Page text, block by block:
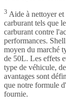
3 Aide à nettoyer et
carburant tels que
carburant contre
performances.
moyen du marché
de 50L. Les effets
type de véhicule,
avantages sont
que notre formule
fournie.